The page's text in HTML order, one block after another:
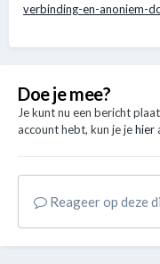
verbinding-en-anoniem-
Doe je mee?
Je kunt nu een bericht
account hebt, kun je jehier
Reageer op deze